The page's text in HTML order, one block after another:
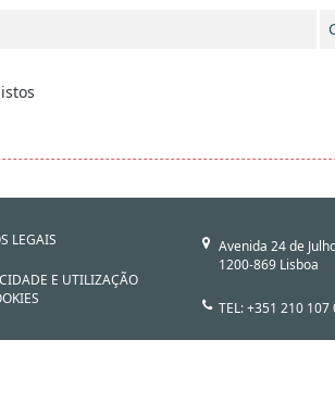
LEGAIS
E UTILIZAÇÃO
Avenida 24 de
1200-869 Lisboa
TEL: +351 210 107